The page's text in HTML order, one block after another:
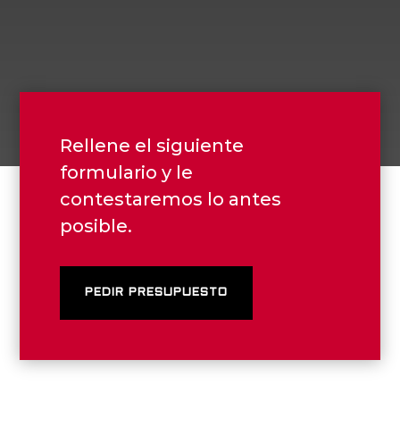
Rellene el siguiente
formulario y le
contestaremos lo antes
posible.
PEDIR PRESUPUESTO